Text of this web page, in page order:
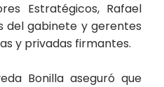
Estratégicos, Rafael
del gabinete y gerentes
y privadas firmantes.
Bonilla aseguró que